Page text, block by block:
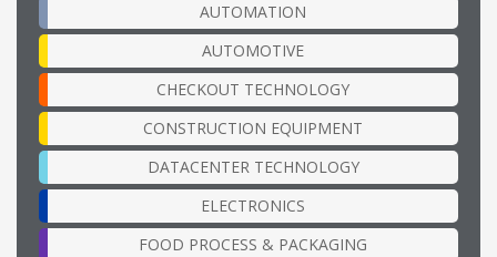
AUTOMATION
AUTOMOTIVE
CHECKOUT TECHNOLOGY
CONSTRUCTION EQUIPMENT
DATACENTER TECHNOLOGY
ELECTRONICS
FOOD PROCESS & PACKAGING